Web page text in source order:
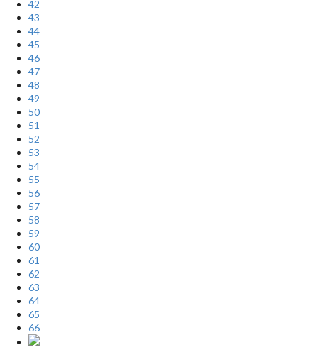
42
43
44
45
46
47
48
49
50
51
52
53
54
55
56
57
58
59
60
61
62
63
64
65
66